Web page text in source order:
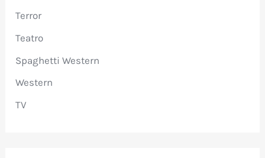
Terror
Teatro
Spaghetti Western
Western
TV